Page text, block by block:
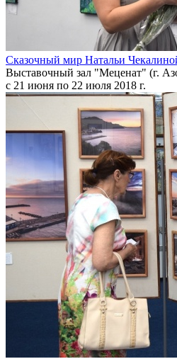
Сказочный мир Натальи
Выставочный зал "Меценат" (г.
с 21 июня по 22 июля 2018 г.